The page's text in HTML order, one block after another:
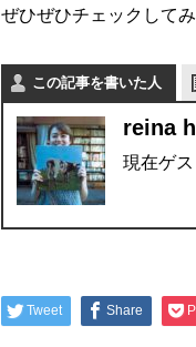
Instagram
ぜひぜひチェックしてみ
この記事を書いた人
reina
現在ゲ
Tweet Share